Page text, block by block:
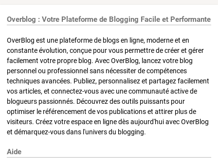
Overblog : Votre Plateforme de Blogging Facile et Performante
OverBlog est une plateforme de blogs en ligne, moderne et en
constante évolution, conçue pour vous permettre de créer et gérer
facilement votre propre blog. Avec OverBlog, lancez votre blog
personnel ou professionnel sans nécessiter de compétences
techniques avancées. Publiez, personnalisez et partagez facilement
vos articles, et connectez-vous avec une communauté active de
blogueurs passionnés. Découvrez des outils puissants pour
optimiser le référencement de vos publications et attirer plus de
visiteurs. Créez votre espace en ligne dès aujourd'hui avec OverBlog
et démarquez-vous dans l'univers du blogging.
Aide